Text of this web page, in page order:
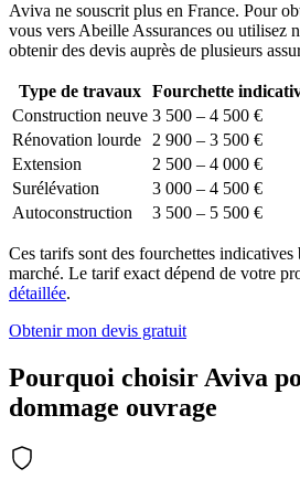
Aviva ne souscrit plus en France. Pour
vous vers Abeille Assurances ou utilisez
obtenir des devis auprès de plusieurs
Type de travaux Fourchette
Construction neuve 3 500 – 4 500 €
Rénovation lourde
2 900 – 3 500 €
Extension
2 500 – 4 000 €
Surélévation
3 000 – 4 500 €
Autoconstruction
3 500 – 5 500 €
Ces tarifs sont des fourchettes indicatives
marché. Le tarif exact dépend de votre
détaillée.
Obtenir mon devis gratuit
Pourquoi choisir Aviva
dommage ouvrage